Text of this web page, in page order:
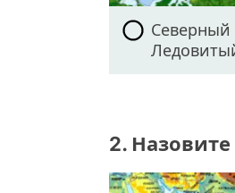
Северный
2.